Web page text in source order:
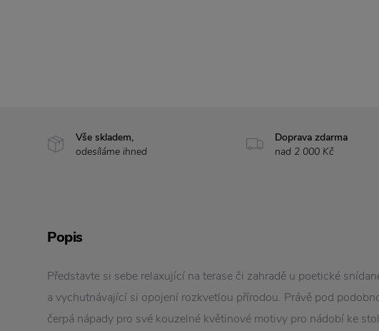
Vše skladem,
odesíláme ihned
Doprava zdarma
nad 2 000 Kč
Popis
Představte si sebe relaxující na terase či zahradě u poetické
a vychutnávající si opojení rozkvetlou přírodou. Právě pod
čerpá nápady pro své kouzelné květinové motivy pro nádobí ke